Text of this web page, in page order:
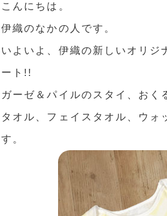
こんにちは。
伊織のなかの人です。
いよいよ、伊織の新しいオリ
ート!!
ガーゼ＆パイルのスタイ、おく
タオル、フェイスタオル、ウ
す。